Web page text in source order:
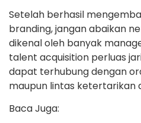
Setelah berhasil
branding, jangan abaikan
dikenal oleh banyak
talent acquisition perluas
dapat terhubung dengan
maupun lintas ketertarikan
Baca Juga: